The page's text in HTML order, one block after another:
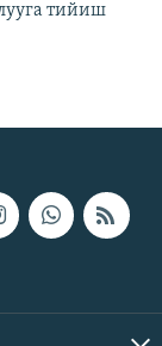
тийиш